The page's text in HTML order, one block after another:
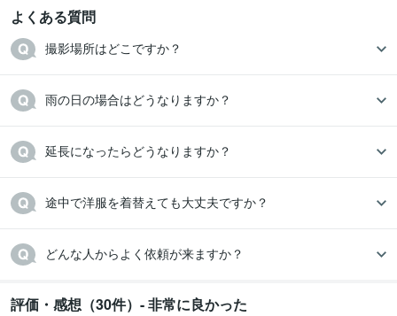
よくある質問
撮影場所はどこですか？
雨の日の場合はどうなりますか？
延長になったらどうなりますか？
途中で洋服を着替えても大丈夫ですか？
どんな人からよく依頼が来ますか？
評価・感想（30件）- 非常に良かった